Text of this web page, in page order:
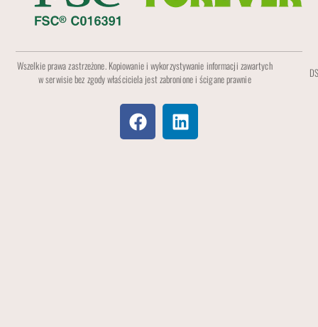
Wszelkie prawa zastrzeżone. Kopiowanie i wykorzystywanie informacji zawartych
w serwisie bez zgody właściciela jest zabronione i ścigane prawnie